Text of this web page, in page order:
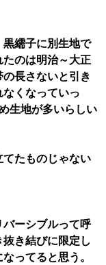
繻子に別生地で
のは明治～大正
長さないと引き
くなっていっ
生地が多いらしい
たものじゃない
バーシブルって呼
き結びに限定し
ってると思う。